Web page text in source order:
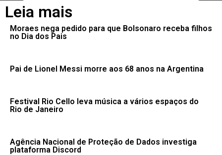
Leia mais
Moraes nega pedido para que Bolsonaro receba filhos
no Dia dos Pais
Pai de Lionel Messi morre aos 68 anos na Argentina
Festival Rio Cello leva música a vários espaços do
Rio de Janeiro
Agência Nacional de Proteção de Dados investiga
plataforma Discord